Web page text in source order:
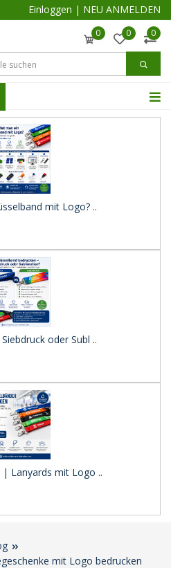
Einloggen | NEU ANMELDEN
0 0 0
mit Logo? ..
oder Subl ..
| Lanyards mit Logo ..
mit Logo bedrucken